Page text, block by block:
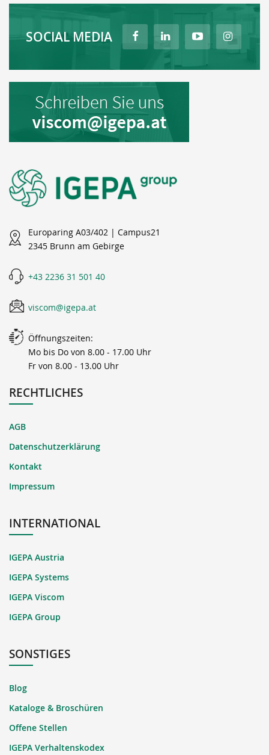
SOCIAL MEDIA
Europaring A03/402 | Campus21
2345 Brunn am Gebirge
+43 2236 31 501 40
viscom@igepa.at
Öffnungszeiten:
Mo bis Do von 8.00 - 17.00 Uhr
Fr von 8.00 - 13.00 Uhr
RECHTLICHES
AGB
Datenschutzerklärung
Kontakt
Impressum
INTERNATIONAL
IGEPA Austria
IGEPA Systems
IGEPA Viscom
IGEPA Group
SONSTIGES
Blog
Kataloge & Broschüren
Offene Stellen
IGEPA Verhaltenskodex